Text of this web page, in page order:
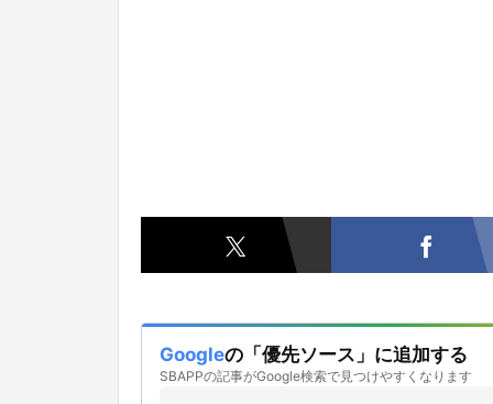
Googleの「優先ソース」に追加する
SBAPPの記事がGoogle検索で見つけやすくなります